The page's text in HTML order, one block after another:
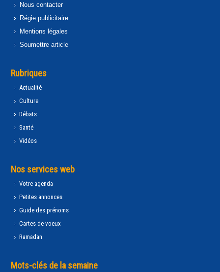
Nous contacter
Régie publicitaire
Mentions légales
Soumettre article
Rubriques
Actualité
Culture
Débats
Santé
Vidéos
Nos services web
Votre agenda
Petites annonces
Guide des prénoms
Cartes de voeux
Ramadan
Mots-clés de la semaine